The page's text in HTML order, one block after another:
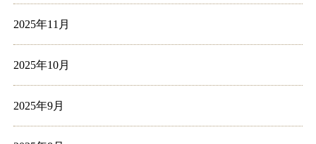
2025年11月
2025年10月
2025年9月